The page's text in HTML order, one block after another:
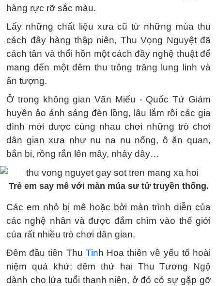
hàng rực rỡ sắc màu.
Lấy những chất liệu xưa cũ từ những mùa thu
cách đây hàng thập niên, Thu Vọng Nguyệt đã
cách tân và thổi hồn một cách đầy nghệ thuật để
mang đến một đêm thu trông trăng lung linh và
ấn tượng.
Ở trong không gian Văn Miếu - Quốc Tử Giám
huyền ảo ánh sáng đèn lồng, lâu lắm rồi các gia
đình mới được cùng nhau chơi những trò chơi
dân gian xưa như nu na nu nống, ô ăn quan,
bắn bi, rồng rắn lên mây, nhảy dây…
Trẻ em say mê với màn múa sư tử truyền thống.
Các em nhỏ bị mê hoặc bởi màn trình diễn của
các nghệ nhân và được đắm chìm vào thế giới
của rất nhiều trò chơi dân gian.
Đêm đầu tiên Thu Tinh Hoa thiên về yếu tố hoài
niệm quá khứ; đêm thứ hai Thu Tương Ngộ
dành cho lứa tuổi thanh niên, ở đó có sự gặp gỡ